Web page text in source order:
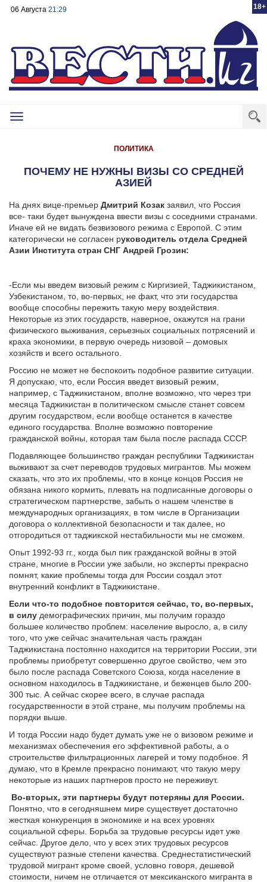
18+
06 Августа 21:29
Toggle
ПОЛИТИКА
ПОЧЕМУ НЕ НУЖНЫ ВИЗЫ СО СРЕДНЕЙ
АЗИЕЙ
На днях вице-премьер Дмитрий Козак заявил, что Россия
все- таки будет вынуждена ввести визы с соседними странами.
Иначе ей не видать безвизового режима с Европой. С этим
категорически не согласен руководитель отдела Средней
Азии Института стран СНГ Андрей Грозин:
-Если мы введем визовый режим с Киргизией, Таджикистаном,
Узбекистаном, то, во-первых, не факт, что эти государства
вообще способны пережить такую меру воздействия.
Некоторые из этих государств, наверное, окажутся на грани
физического выживания, серьезных социальных потрясений и
краха экономики, в первую очередь низовой – домовых
хозяйств и всего остального.
Россию не может не беспокоить подобное развитие ситуации.
Я допускаю, что, если Россия введет визовый режим,
например, с Таджикистаном, вполне возможно, что через три
месяца Таджикистан в политическом смысле станет совсем
другим государством, если вообще останется в качестве
единого государства. Вполне возможно повторение
гражданской войны, которая там была после распада СССР.
Подавляющее большинство граждан республики Таджикистан
выживают за счет переводов трудовых мигрантов. Мы можем
сказать, что это их проблемы, что в конце концов Россия не
обязана никого кормить, плевать на подписанные договоры о
стратегическом партнерстве, забыть о нашем членстве в
международных организациях, в том числе в Организации
договора о коллективной безопасности и так далее, но
отгородиться от таджикской нестабильности мы не сможем.
Опыт 1992-93 гг., когда был пик гражданской войны в этой
стране, многие в России уже забыли, но эксперты прекрасно
помнят, какие проблемы тогда для России создал этот
внутренний конфликт в Таджикистане.
Если что-то подобное повторится сейчас, то, во-первых,
в силу демографических причин, мы получим гораздо
большее количество проблем: население выросло, а, в силу
того, что уже сейчас значительная часть граждан
Таджикистана постоянно находится на территории России, эти
проблемы приобретут совершенно другое свойство, чем это
было после распада Советского Союза, когда население в
основном находилось в Таджикистане, и беженцев было 200-
300 тыс. А сейчас скорее всего, в случае распада
государственности в этой стране, мы получим проблемы на
порядки выше.
И тогда России надо будет думать уже не о визовом режиме и
механизмах обеспечения его эффективной работы, а о
строительстве фильтрационных лагерей и тому подобное. Я
думаю, что в Кремле прекрасно понимают, что такую меру
некоторые из наших партнеров просто не переживут.
Во-вторых, эти партнеры будут потеряны для России.
Понятно, что в сегодняшнем мире существует достаточно
жесткая конкуренция в экономике и на всех уровнях
социальной сферы. Борьба за трудовые ресурсы идет уже
сейчас. Другое дело, что у всех этих трудовых ресурсов
существуют разные степени качества. Среднестатистический
трудовой мигрант кроме своей, условно говоря, дешевой
стоимости, ничем не отличается от мексиканского мигранта в